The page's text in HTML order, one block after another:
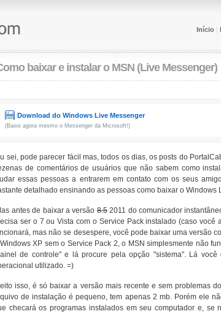
Início |
baixar e instalar o MSN (Live Messenger)
Download do Windows Live Messenger
(Baixe agora mesmo o Messenger da Microsoft!)
sei, pode parecer fácil mas, todos os dias, os posts do
de comentários de usuários que não sabem como
essas pessoas a entrarem em contato com os seus
detalhado ensinando as pessoas como baixar o Windows
antes de baixar a versão8.52011 do comunicador
ser o 7 ou Vista com o Service Pack instalado (caso
mas não se desespere, você pode baixar uma versão
XP sem o Service Pack 2, o MSN simplesmente não
de controle" e lá procure pela opção "sistema". Lá
utilizado. =)
isso, é só baixar a versão mais recente e sem problemas
de instalação é pequeno, tem apenas 2 mb. Porém ele
checará os programas instalados em seu computador e, se